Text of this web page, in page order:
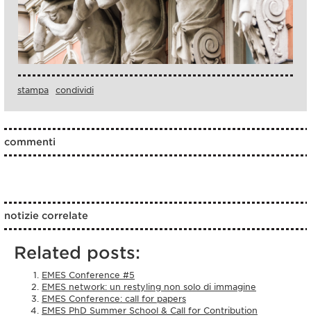
stampa condividi
commenti
notizie correlate
Related posts:
EMES Conference #5
EMES network: un restyling non solo di immagine
EMES Conference: call for papers
EMES PhD Summer School & Call for Contribution